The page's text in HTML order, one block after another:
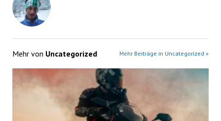
Mehr von Uncategorized Mehr Beiträge in Uncategorized »